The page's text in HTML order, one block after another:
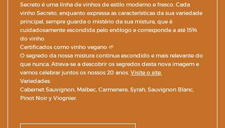
Secreto é uma linha de vinhos de estilo moderno e fresco. Cada
vinho Secreto, enquanto expressa as características da sua variedade
principal, sempre guarda o mistério da sua mistura, que é
cuidadosamente escondida pelo enólogo e corresponde a até 15%
do vinho.
Certificados como vinho vegano 🌱
O segredo da nossa mistura continua escondido e mais relevante do
que nunca. Atreva-se a descobrir os segredos desta nova imagem e
vamos celebrar juntos os nossos 20 anos. Visite o site.
Variedades:
Cabernet Sauvignon, Malbec, Carmenere, Syrah, Sauvignon Blanc,
Pinot Noir y Viognier.